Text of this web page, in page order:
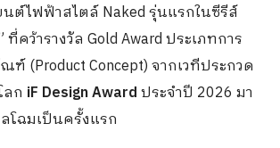
ต์ไฟฟ้าสไตล์ Naked รุ่นแรกในซีรีส์
ที่คว้ารางวัล Gold Award ประเภทการ
(Product Concept) จากเวทีประกวด
ก iF Design Awardประจำปี 2026 มา
โฉมเป็นครั้งแรก